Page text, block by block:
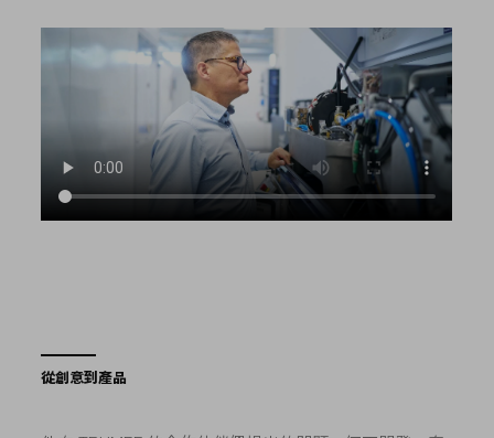
從創意到產品